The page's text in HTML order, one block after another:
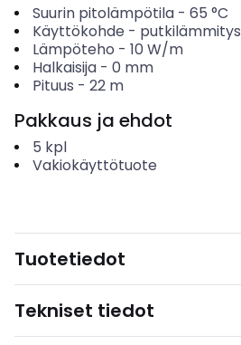
Suurin pitolämpötila- 65 °C
Käyttökohde - putkilämmitys
Lämpöteho - 10 W/m
Halkaisija- 0 mm
Pituus - 22 m
Pakkaus ja ehdot
5 kpl
Vakiokäyttötuote
Tuotetiedot
Tekniset tiedot